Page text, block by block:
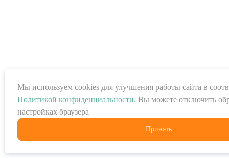
Мы используем cookies для улучшения работы сайта в
Политикой конфиденциальности. Вы можете отключить
настройках браузера
Принять